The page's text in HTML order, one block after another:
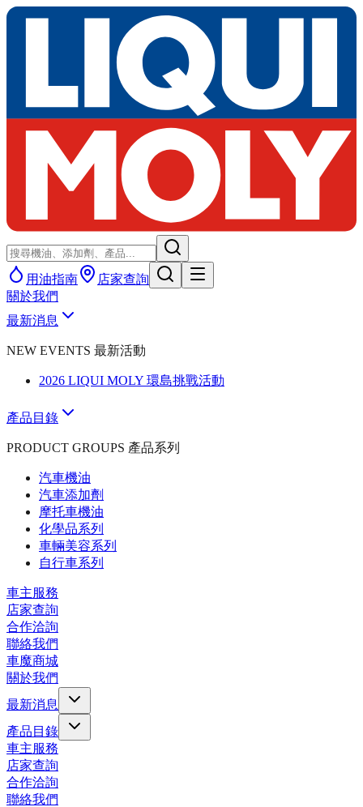
用油指南
店家查詢
關於我們
最新消息
NEW EVENTS 最新活動
2026 LIQUI MOLY 環島挑戰活動
產品目錄
PRODUCT GROUPS 產品系列
汽車機油
汽車添加劑
摩托車機油
化學品系列
車輛美容系列
自行車系列
車主服務
店家查詢
合作洽詢
聯絡我們
車魔商城
關於我們
最新消息
產品目錄
車主服務
店家查詢
合作洽詢
聯絡我們